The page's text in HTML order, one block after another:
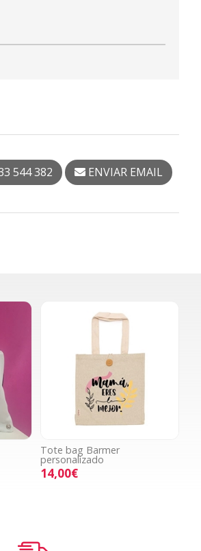
544 382 ENVIAR EMAIL
Tote bag Barmer
personalizado
14,00€